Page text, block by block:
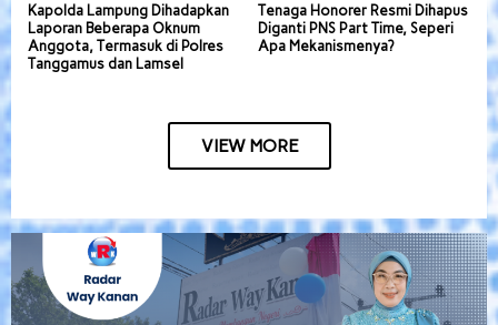
Kapolda Lampung Dihadapkan
Laporan Beberapa Oknum
Anggota, Termasuk di Polres
Tanggamus dan Lamsel
Tenaga Honorer Resmi Dihapus
Diganti PNS Part Time, Seperi
Apa Mekanismenya?
VIEW MORE